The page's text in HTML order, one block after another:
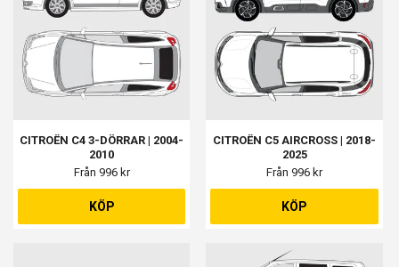
CITROËN C4 3-DÖRRAR | 2004-
2010
Från 996 kr
KÖP
CITROËN C5 AIRCROSS | 2018-
2025
Från 996 kr
KÖP